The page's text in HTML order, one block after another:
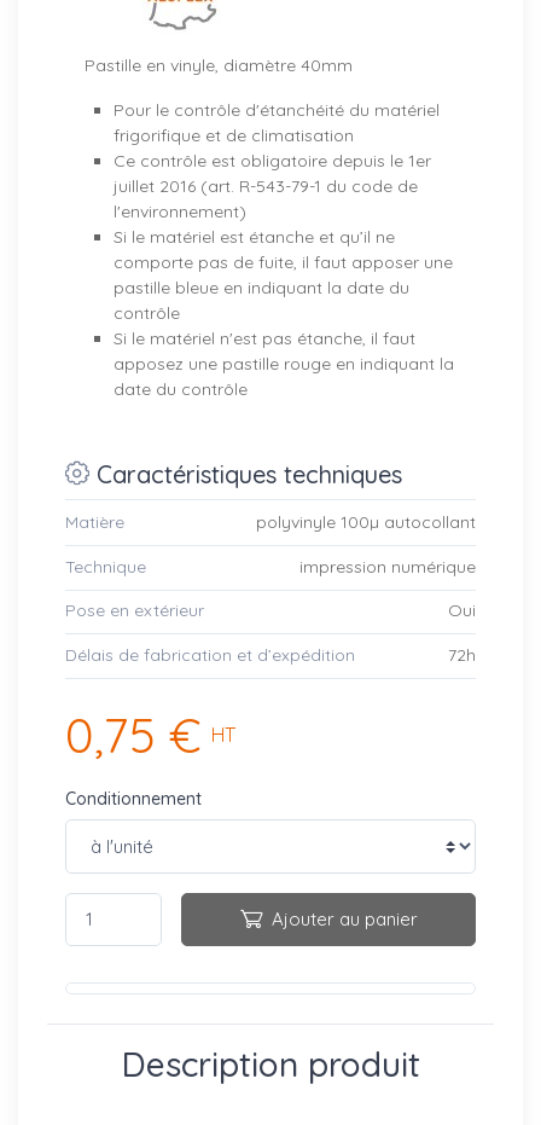
Pastille en vinyle, diamètre 40mm
Pour le contrôle d'étanchéité du matériel
frigorifique et de climatisation
Ce contrôle est obligatoire depuis le 1er
juillet 2016 (art. R-543-79-1 du code de
l'environnement)
Si le matériel est étanche et qu’il ne
comporte pas de fuite, il faut apposer une
pastille bleue en indiquant la date du
contrôle
Si le matériel n'est pas étanche, il faut
apposez une pastille rouge en indiquant la
date du contrôle
Caractéristiques techniques
Matière polyvinyle 100µ autocollant
Technique impression numérique
Pose en extérieur Oui
Délais de fabrication et d’expédition 72h
0,75 € HT
Conditionnement
Ajouter au panier
Description produit